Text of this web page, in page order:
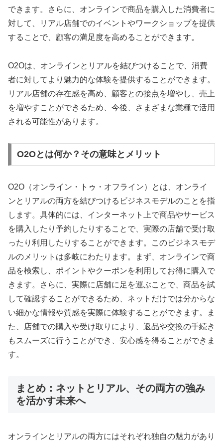
できます。さらに、オンラインで商品を購入した消費者に
対して、リアル店舗でのイベントやワークショップを提供
することで、顧客の満足度を高めることができます。
O2Oは、オンラインとリアルを結びつけることで、消費
者に対してより魅力的な体験を提供することができます。
リアル店舗の存在感を高め、顧客との接点を増やし、売上
を増やすことができるため、今後、さまざまな業種で活用
される可能性があります。
O2Oとは何か？その意味とメリット
O2O（オンライン・トゥ・オフライン）とは、オンライ
ンとリアルの両方を結びつけるビジネスモデルのことを指
します。具体的には、インターネット上で商品やサービス
を購入したり予約したりすることで、実際の店舗で受け取
ったり利用したりすることができます。このビジネスモデ
ルのメリットは多岐にわたります。まず、オンラインで商
品を検索し、ポイントやクーポンを利用してお得に購入で
きます。さらに、実際に店舗に足を運ぶことで、商品を試
して確認することができるため、ネットだけでは分からな
い細かな情報や質感を実際に体験することができます。ま
た、店舗での購入や受け取りにより、返品や交換の手続き
もスムーズに行うことができ、安心感を得ることができま
す。
まとめ：ネットとリアル、その両方の強み
を活かす未来へ
オンラインとリアルの両方にはそれぞれ独自の魅力があり